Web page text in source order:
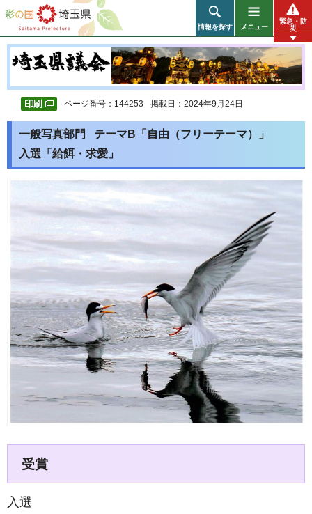
彩の国 埼玉県
情報を探す メニュー
緊急・防
災
ページ番号：144253 掲載日：2024年9月24日
一般写真部門 テーマB「自由（フリーテーマ）」
入選「給餌・求愛」
受賞
入選